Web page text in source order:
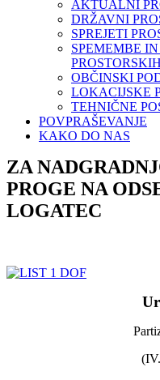
AKTUALNI
DRŽAVNI
SPREJETI
SPEMEMBE
OBČINSKI
LOKACIJSKE
TEHNIČNE
POVPRAŠEVANJE
KAKO DO NAS
ZA
PROGE NA
LOGATEC